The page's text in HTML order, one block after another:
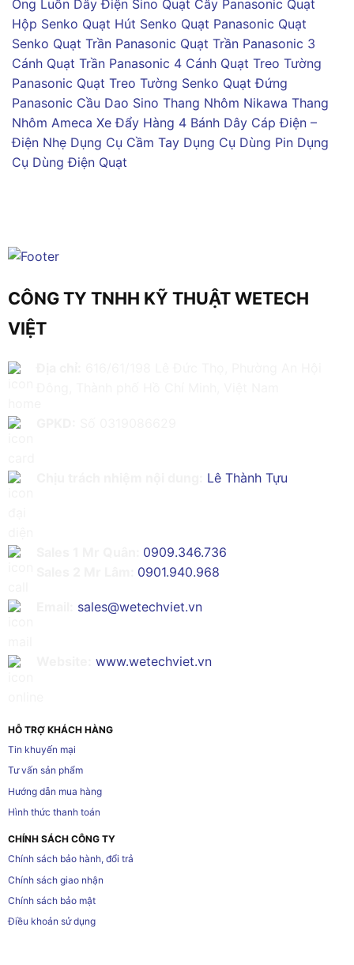
Ống Luồn Dây Điện Sino Quạt Cây Panasonic Quạt
Hộp Senko Quạt Hút Senko Quạt Panasonic Quạt
Senko Quạt Trần Panasonic Quạt Trần Panasonic 3
Cánh Quạt Trần Panasonic 4 Cánh Quạt Treo Tường
Panasonic Quạt Treo Tường Senko Quạt Đứng
Panasonic Cầu Dao Sino Thang Nhôm Nikawa Thang
Nhôm Ameca Xe Đẩy Hàng 4 Bánh Dây Cáp Điện –
Điện Nhẹ Dụng Cụ Cầm Tay Dụng Cụ Dùng Pin Dụng
Cụ Dùng Điện Quạt
CÔNG TY TNHH KỸ THUẬT WETECH
VIỆT
Lê Thành Tựu
0909.346.736
0901.940.968
sales@wetechviet.vn
www.wetechviet.vn
HỖ TRỢ KHÁCH HÀNG
Tin khuyến mại
Tư vấn sản phẩm
Hướng dẫn mua hàng
Hình thức thanh toán
CHÍNH SÁCH CÔNG TY
Chính sách bảo hành, đổi trả
Chính sách giao nhận
Chính sách bảo mật
Điều khoản sử dụng